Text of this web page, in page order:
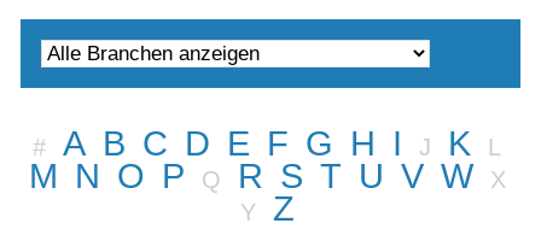
# A B C D E F G H I J K L
M N O P Q R S T U V W
X
Y
Z